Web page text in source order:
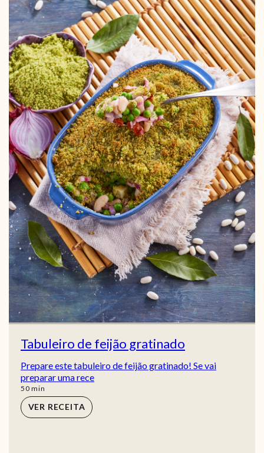
Tabuleiro de feijão gratinado
Prepare este tabuleiro de feijão gratinado! Se vai
preparar uma rece
50min
min
VER RECEITA